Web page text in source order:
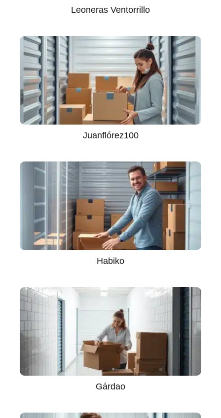
Leoneras Ventorrillo
Juanflórez100
Habiko
Gárdao